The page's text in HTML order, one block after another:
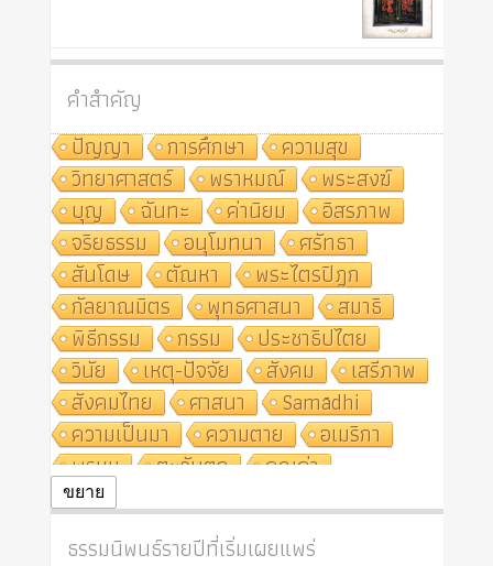
คำสำคัญ
ปัญญา
การศึกษา
ความสุข
วิทยาศาสตร์
พราหมณ์
พระสงฆ์
บุญ
ฉันทะ ค่านิยม
อิสรภาพ
จริยธรรม
อนุโมทนา
ศรัทธา
สันโดษ
ตัณหา
พระไตรปิฎก
กัลยาณมิตร
พุทธศาสนา
สมาธิ
พิธีกรรม
กรรม
ประชาธิปไตย
วินัย
เหตุ-ปัจจัย สังคม
เสรีภาพ
สังคมไทย
ศาสนา
Samādhi
ความเป็นมา
ความตาย
อเมริกา
พรหม
ตะวันตก
คุณค่า
ปฏิจจสมุปบาท
ศาสนาประจำชาติ
ขยาย
ธรรมนิพนธ์รายปีที่เริ่มเผยแพร่